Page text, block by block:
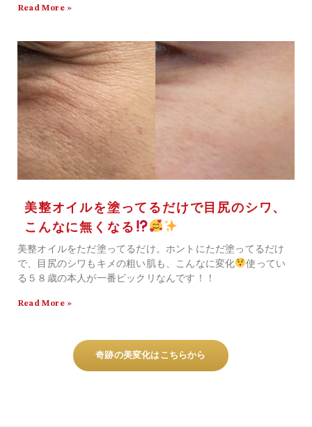
Read More »
美整オイルを塗ってるだけで目尻のシワ、
こんなに無くなる
美整オイルをただ塗ってるだけ。ホントにただ塗ってるだけ
で、目尻のシワもキメの粗い肌も、こんなに変化
使ってい
る５８歳の本人が一番ビックリなんです！！
Read More »
奇跡の美変化はこちらから